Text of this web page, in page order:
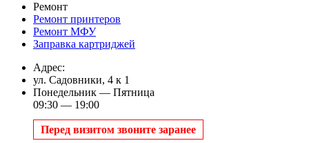
Ремонт
Ремонт принтеров
Ремонт МФУ
Заправка картриджей
Адрес:
ул. Садовники, 4 к 1
Понедельник — Пятница
09:30 — 19:00
Перед визитом звоните заранее